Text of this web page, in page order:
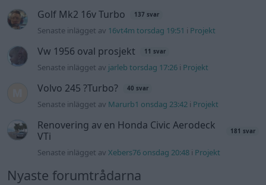
Golf Mk2 16v Turbo 137 svar
Senaste inlägget av 16vt4m torsdag 19:51 i Projekt
Vw 1956 oval prosjekt 11 svar
Senaste inlägget av jarleb torsdag 17:26 i Projekt
Volvo 245 ?Turbo? 40 svar
Senaste inlägget av Marurb1 onsdag 23:42 i Projekt
Renovering av en Honda Civic Aerodeck
VTi
181 svar
Senaste inlägget avXebers76 onsdag 20:48 i Projekt
Nyaste forumtrådarna